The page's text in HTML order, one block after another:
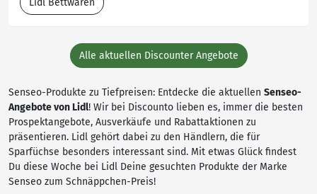
Lidl Bettwaren
Alle aktuellen Discounter Angebote
Senseo-Produkte zu Tiefpreisen: Entdecke die aktuellen Senseo-
Angebote von Lidl! Wir bei Discounto lieben es, immer die besten
Prospektangebote, Ausverkäufe und Rabattaktionen zu
präsentieren. Lidl gehört dabei zu den Händlern, die für
Sparfüchse besonders interessant sind. Mit etwas Glück findest
Du diese Woche bei Lidl Deine gesuchten Produkte der Marke
Senseo zum Schnäppchen-Preis!